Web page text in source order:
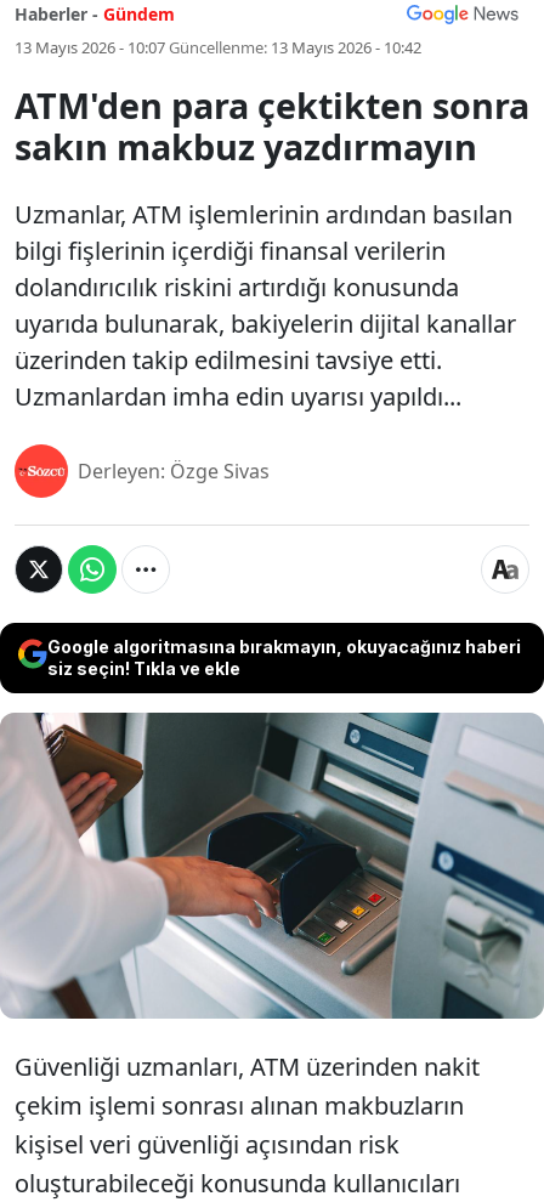
Haberler - Gündem
13 Mayıs 2026 - 10:07Güncellenme: 13 Mayıs 2026 - 10:42
ATM'den para çektikten sonra
sakın makbuz yazdırmayın
Uzmanlar, ATM işlemlerinin ardından basılan
bilgi fişlerinin içerdiği finansal verilerin
dolandırıcılık riskini artırdığı konusunda
uyarıda bulunarak, bakiyelerin dijital kanallar
üzerinden takip edilmesini tavsiye etti.
Uzmanlardan imha edin uyarısı yapıldı...
Derleyen: Özge Sivas
Google algoritmasına bırakmayın, okuyacağınız haberi
siz seçin! Tıkla ve ekle
Uzmanlar, ATM işlemlerinin ardından basılan
bilgi fişlerinin içerdiği finansal verilerin
dolandırıcılık riskini artırdığı konusunda
uyarıda bulunarak, bakiyelerin dijital kanallar
üzerinden takip edilmesini tavsiye etti.
Uzmanlardan imha edin uyarısı yapıldı...
Güvenliği uzmanları, ATM üzerinden nakit
çekim işlemi sonrası alınan makbuzların
kişisel veri güvenliği açısından risk
oluşturabileceği konusunda kullanıcıları